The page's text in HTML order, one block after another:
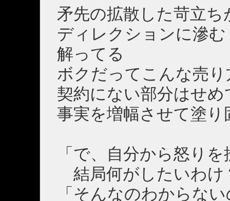
矛先の拡散した苛立ち
ディレクションに滲む
解ってる
ボクだってこんな売
契約にない部分はせめ
事実を増幅させて塗
「で、自分から怒り
結局何がしたいわけ
「そんなのわからな